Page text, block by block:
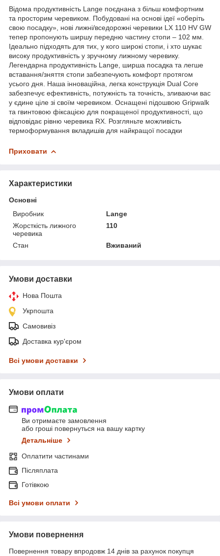
Відома продуктивність Lange поєднана з більш комфортним
та просторим черевиком. Побудовані на основі ідеї «оберіть
свою посадку», нові лижні/вседорожні черевики LX 110 HV GW
тепер пропонують ширшу передню частину стопи – 102 мм.
Ідеально підходять для тих, у кого широкі стопи, і хто шукає
високу продуктивність у зручному лижному черевику.
Легендарна продуктивність Lange, ширша посадка та легше
вставання/зняття стопи забезпечують комфорт протягом
усього дня. Наша інноваційна, легка конструкція Dual Core
забезпечує ефективність, потужність та точність, зливаючи вас
у єдине ціле зі своїм черевиком. Оснащені підошвою Gripwalk
та гвинтовою фіксацією для покращеної продуктивності, що
відповідає рівню черевика RX. Розгляньте можливість
термоформування вкладишів для найкращої посадки
Приховати
Характеристики
Основні
Виробник
Lange
Жорсткість лижного
черевика
110
Стан Вживаний
Умови доставки
Нова Пошта
Укрпошта
Самовивіз
Доставка кур'єром
Всі умови доставки
Умови оплати
Ви отримаєте замовлення
або гроші повернуться на вашу картку
Детальніше
Оплатити частинами
Післяплата
Готівкою
Всі умови оплати
Умови повернення
Повернення товару впродовж 14 днів за рахунок покупця